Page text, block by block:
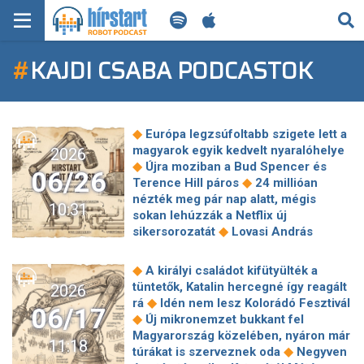
KERESÉS
KEZDŐLAP
FRISS HÍREK
TECH HÍREK
FILM-ZENE-SZÓRAKOZÁS
PLAYLIST
MI AZ A ROBOT PODCAST?
#KAJDI CSABA PODCASTOK
2026
06/26
10:31
◆ Európa legzsúfoltabb szigete lett a
magyarok egyik kedvelt nyaralóhelye
◆ Újra moziban a Bud Spencer és
Terence Hill páros ◆ 24 millióan
nézték meg pár nap alatt, mégis
sokan lehúzzák a Netflix új
sikersorozatát ◆ Lovasi András
◆
T. Danny siófoki koncertjén debütál
Dobó Kata új filmjének trailere
◆
Magyarország első tisztán fa
középületét átadták Sopronban ◆
Csillagjegyek, akik
megkönnyebbülnek júliusban◆
2026
06/17
11:18
◆ A királyi családot kifütyülték a
tüntetők, Katalin hercegné így reagált
rá ◆ Idén nem lesz Kolorádó Fesztivál
◆ Új mikronemzet bukkant fel
Magyarország közelében, nyáron már
túrákat is szerveznek oda ◆ Negyven